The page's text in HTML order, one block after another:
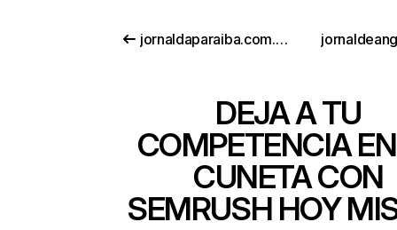
jornaldaparaiba.com.br
DEJA A TU
COMPETENCIA
CUNETA CON
SEMRUSH HOY